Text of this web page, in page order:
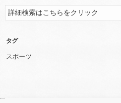
詳細検索はこちらをクリック
タグ
スポーツ